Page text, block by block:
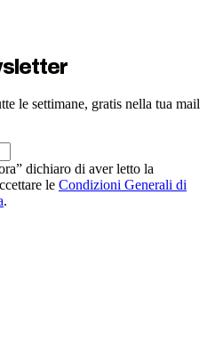
le settimane, gratis nella tua mail
dichiaro di aver letto la
le Condizioni Generali di
.